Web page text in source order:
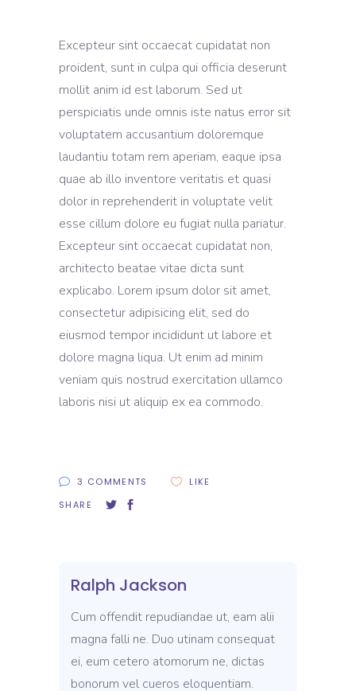
Excepteur sint occaecat cupidatat non
proident, sunt in culpa qui officia deserunt
mollit anim id est laborum. Sed ut
perspiciatis unde omnis iste natus error sit
voluptatem accusantium doloremque
laudantiu totam rem aperiam, eaque ipsa
quae ab illo inventore veritatis et quasi
dolor in reprehenderit in voluptate velit
esse cillum dolore eu fugiat nulla pariatur.
Excepteur sint occaecat cupidatat non,
architecto beatae vitae dicta sunt
explicabo. Lorem ipsum dolor sit amet,
consectetur adipisicing elit, sed do
eiusmod tempor incididunt ut labore et
dolore magna liqua. Ut enim ad minim
veniam quis nostrud exercitation ullamco
laboris nisi ut aliquip ex ea commodo.
3 COMMENTS
LIKE
SHARE
Ralph Jackson
Cum offendit repudiandae ut, eam alii
magna falli ne. Duo utinam consequat
ei, eum cetero atomorum ne, dictas
bonorum vel cueros eloquentiam.